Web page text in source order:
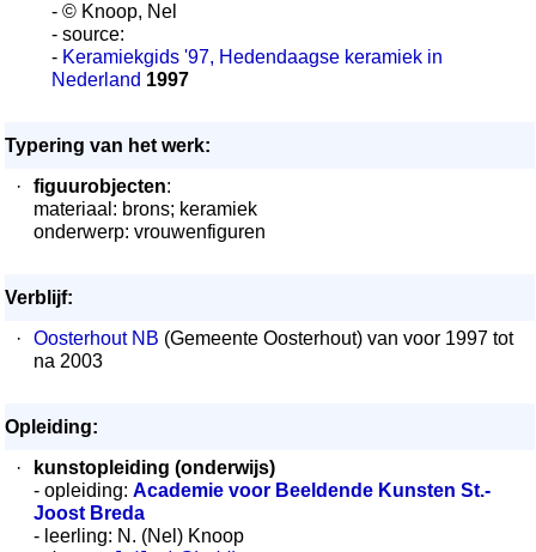
- © Knoop, Nel
- source:
- Keramiekgids '97, Hedendaagse keramiek in
Nederland 1997
Typering van het werk:
·
figuurobjecten:
materiaal: brons; keramiek
onderwerp: vrouwenfiguren
Verblijf:
·
Oosterhout NB (Gemeente Oosterhout) van voor 1997 tot
na 2003
Opleiding:
·
kunstopleiding (onderwijs)
- opleiding: Academie voor Beeldende Kunsten St.-
Joost Breda
- leerling: N. (Nel) Knoop